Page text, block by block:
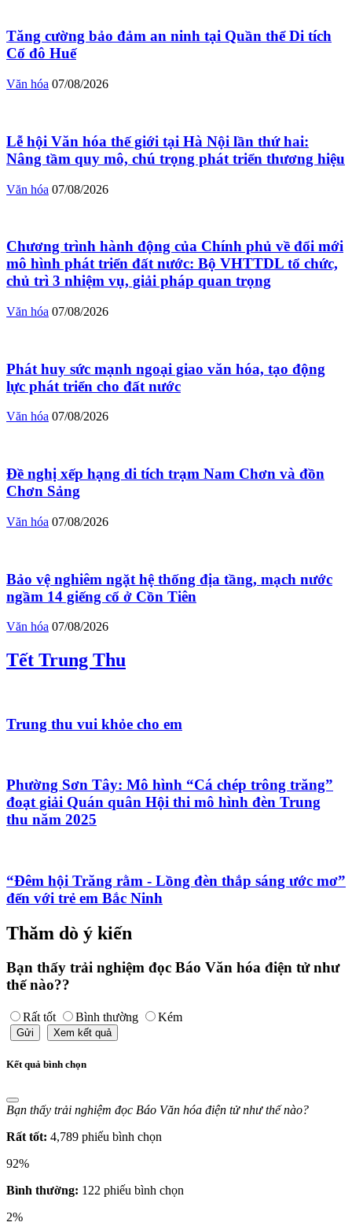
Tăng cường bảo đảm an ninh tại Quần thể Di tích
Cố đô Huế
Văn hóa 07/08/2026
Lễ hội Văn hóa thế giới tại Hà Nội lần thứ hai:
Nâng tầm quy mô, chú trọng phát triển thương hiệu
Văn hóa 07/08/2026
Chương trình hành động của Chính phủ về đổi mới
mô hình phát triển đất nước: Bộ VHTTDL tổ chức,
chủ trì 3 nhiệm vụ, giải pháp quan trọng
Văn hóa 07/08/2026
Phát huy sức mạnh ngoại giao văn hóa, tạo động
lực phát triển cho đất nước
Văn hóa 07/08/2026
Đề nghị xếp hạng di tích trạm Nam Chơn và đồn
Chơn Sảng
Văn hóa 07/08/2026
Bảo vệ nghiêm ngặt hệ thống địa tầng, mạch nước
ngầm 14 giếng cổ ở Cồn Tiên
Văn hóa 07/08/2026
Tết Trung Thu
Trung thu vui khỏe cho em
Phường Sơn Tây: Mô hình “Cá chép trông trăng”
đoạt giải Quán quân Hội thi mô hình đèn Trung
thu năm 2025
“Đêm hội Trăng rằm - Lồng đèn thắp sáng ước mơ”
đến với trẻ em Bắc Ninh
Thăm dò ý kiến
Bạn thấy trải nghiệm đọc Báo Văn hóa điện tử như
thế nào??
Rất tốt Bình thường Kém
Gửi Xem kết quả
Kết quả bình chọn
Bạn thấy trải nghiệm đọc Báo Văn hóa điện tử như thế nào?
Rất tốt: 4,789 phiếu bình chọn
92%
Bình thường: 122 phiếu bình chọn
2%